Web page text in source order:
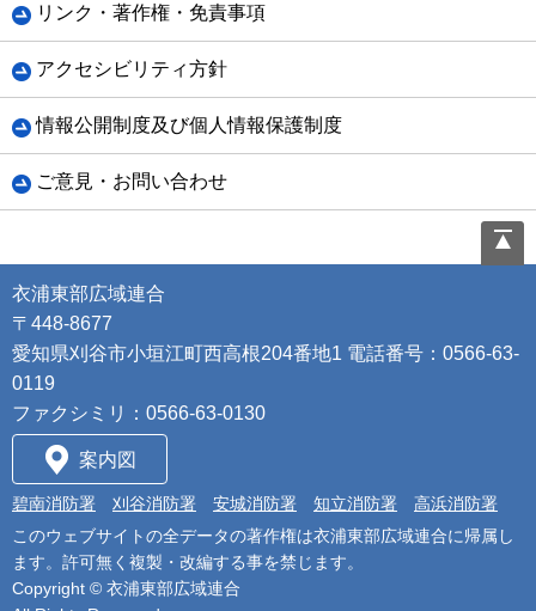
リンク・著作権・免責事項
アクセシビリティ方針
情報公開制度及び個人情報保護制度
ご意見・お問い合わせ
衣浦東部広域連合
〒448-8677
愛知県刈谷市小垣江町西高根204番地1 電話番号：0566-63-
0119
ファクシミリ：0566-63-0130
案内図
碧南消防署 刈谷消防署 安城消防署 知立消防署
高浜消防署
このウェブサイトの全データの著作権は衣浦東部広域連合に帰属し
ます。許可無く複製・改編する事を禁じます。
Copyright © 衣浦東部広域連合